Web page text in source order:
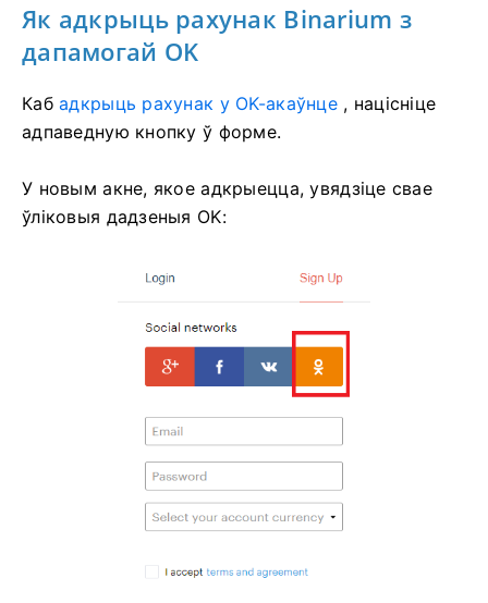
Як адкрыць рахунак Binarium з
дапамогай OK
Кабадкрыць рахунак у OK-акаўнце, націсніце
адпаведную кнопку ў форме.
У новым акне, якое адкрыецца, увядзіце свае
ўліковыя дадзеныя OK: